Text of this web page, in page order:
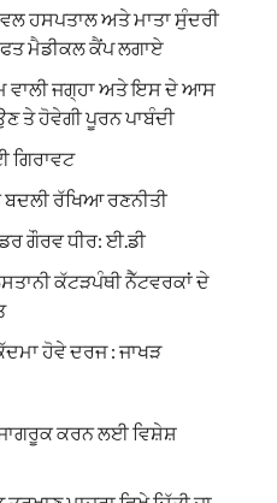
ਹਸਪਤਾਲ ਅਤੇ ਮਾਤਾ ਸੁੰਦਰੀ
ਮੈਡੀਕਲ ਕੈਂਪ ਲਗਾਏ
ਵਾਲੀ ਜਗ੍ਹਾ ਅਤੇ ਇਸ ਦੇ ਆਸ
ਤੇ ਹੋਵੇਗੀ ਪੂਰਨ ਪਾਬੰਦੀ
ਗਿਰਾਵਟ
ਰੱਖਿਆ ਰਣਨੀਤੀ
ਗੌਰਵ ਧੀਰ: ਈ.ਡੀ
ਕੱਟੜਪੰਥੀ ਨੈੱਟਵਰਕਾਂ ਦੇ
ਹੋਵੇ ਦਰਜ : ਜਾਖੜ
ਕਰਨ ਲਈ ਵਿਸ਼ੇਸ਼